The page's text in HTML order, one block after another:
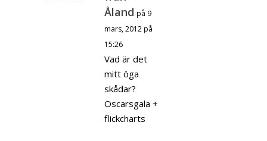
Åland på 9
mars, 2012 på
15:26
Vad är det
mitt öga
skådar?
Oscarsgala +
flickcharts